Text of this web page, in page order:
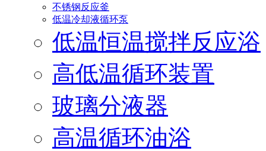
不锈钢反应釜
低温冷却液循环泵
低温恒温搅拌反应浴
高低温循环装置
玻璃分液器
高温循环油浴